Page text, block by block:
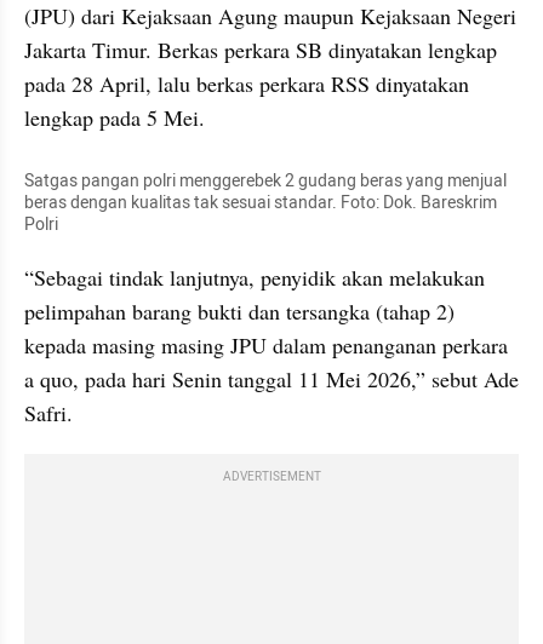
(JPU) dari Kejaksaan Agung maupun Kejaksaan Negeri
Jakarta Timur. Berkas perkara SB dinyatakan lengkap
pada 28 April, lalu berkas perkara RSS dinyatakan
lengkap pada 5 Mei.
Satgas pangan polri menggerebek 2 gudang beras yang menjual
beras dengan kualitas tak sesuai standar. Foto: Dok. Bareskrim
Polri
“Sebagai tindak lanjutnya, penyidik akan melakukan
pelimpahan barang bukti dan tersangka (tahap 2)
kepada masing masing JPU dalam penanganan perkara
a quo, pada hari Senin tanggal 11 Mei 2026,” sebut Ade
Safri.
ADVERTISEMENT